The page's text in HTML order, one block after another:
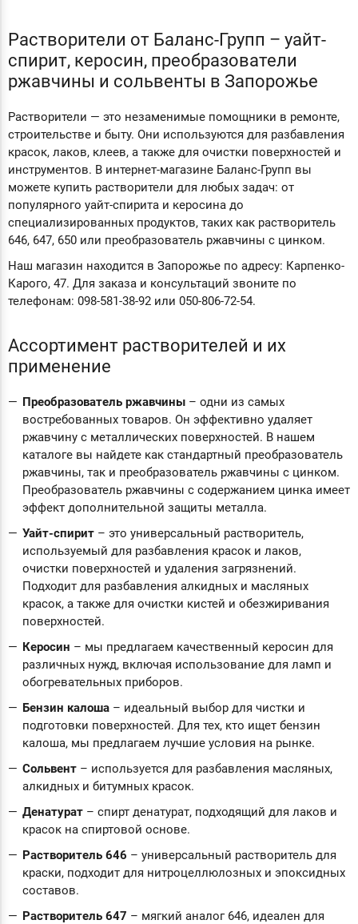
Растворители от Баланс-Групп – уайт-
спирит, керосин, преобразователи
ржавчины и сольвенты в Запорожье
Растворители — это незаменимые помощники в ремонте,
строительстве и быту. Они используются для разбавления
красок, лаков, клеев, а также для очистки поверхностей и
инструментов. В интернет-магазине Баланс-Групп вы
можете купить растворители для любых задач: от
популярного уайт-спирита и керосина до
специализированных продуктов, таких как растворитель
646, 647, 650 или преобразователь ржавчины с цинком.
Наш магазин находится в Запорожье по адресу: Карпенко-
Карого, 47. Для заказа и консультаций звоните по
телефонам: 098-581-38-92 или 050-806-72-54.
Ассортимент растворителей и их
применение
Преобразователь ржавчины – одни из самых
востребованных товаров. Он эффективно удаляет
ржавчину с металлических поверхностей. В нашем
каталоге вы найдете как стандартный преобразователь
ржавчины, так и преобразователь ржавчины с цинком.
Преобразователь ржавчины с содержанием цинка имеет
эффект дополнительной защиты металла.
Уайт-спирит – это универсальный растворитель,
используемый для разбавления красок и лаков,
очистки поверхностей и удаления загрязнений.
Подходит для разбавления алкидных и масляных
красок, а также для очистки кистей и обезжиривания
поверхностей.
Керосин – мы предлагаем качественный керосин для
различных нужд, включая использование для ламп и
обогревательных приборов.
Бензин калоша – идеальный выбор для чистки и
подготовки поверхностей. Для тех, кто ищет бензин
калоша, мы предлагаем лучшие условия на рынке.
Сольвент – используется для разбавления масляных,
алкидных и битумных красок.
Денатурат – спирт денатурат, подходящий для лаков и
красок на спиртовой основе.
Растворитель 646 – универсальный растворитель для
краски, подходит для нитроцеллюлозных и эпоксидных
составов.
Растворитель 647 – мягкий аналог 646, идеален для